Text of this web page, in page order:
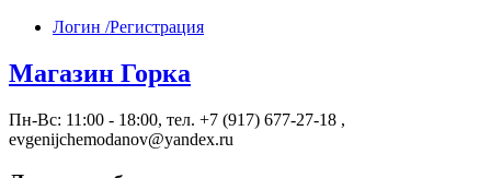
Логин /Регистрация
Магазин Горка
Пн-Вс: 11:00 - 18:00, тел. +7 (917) 677-27-18 ,
evgenijchemodanov@yandex.ru